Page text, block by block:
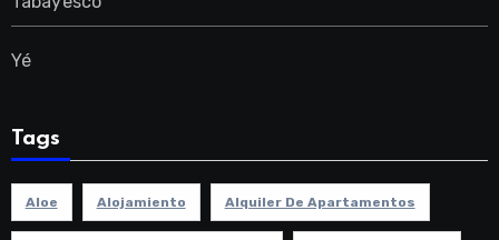
Yé
Tags
Aloe Alojamiento Alquiler De Apartamentos